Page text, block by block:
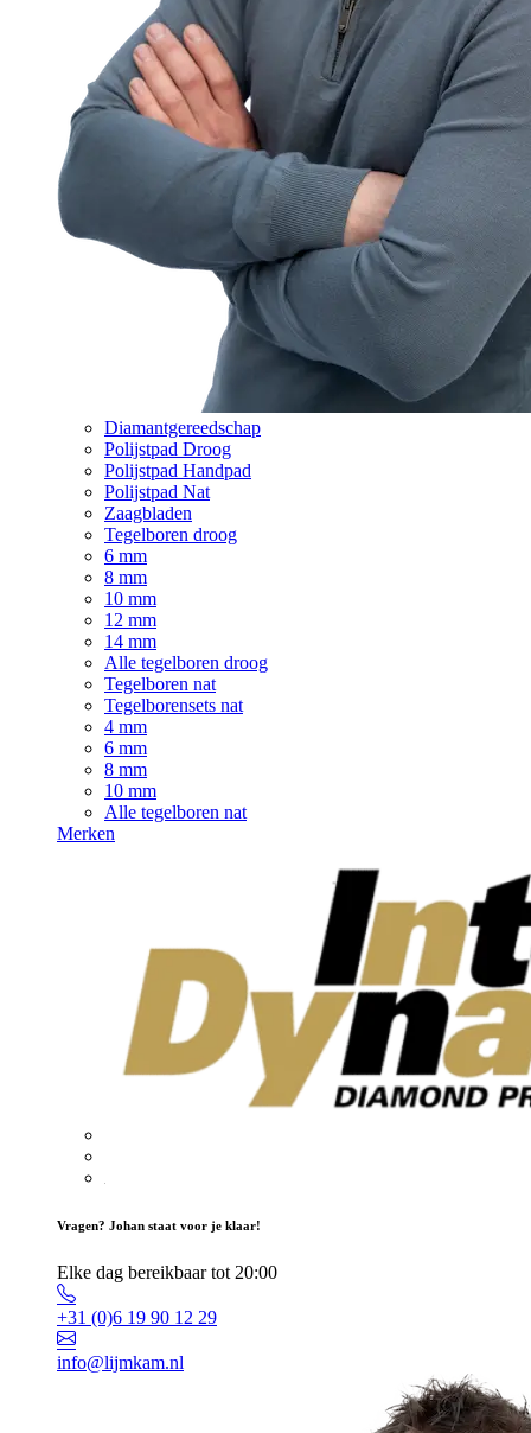
Diamantgereedschap
Polijstpad Droog
Polijstpad Handpad
Polijstpad Nat
Zaagbladen
Tegelboren droog
6 mm
8 mm
10 mm
12 mm
14 mm
Alle tegelboren droog
Tegelboren nat
Tegelborensets nat
4 mm
6 mm
8 mm
10 mm
Alle tegelboren nat
Merken
Vragen? Johan staat voor je klaar!
Elke dag bereikbaar tot 20:00
+31 (0)6 19 90 12 29
info@lijmkam.nl